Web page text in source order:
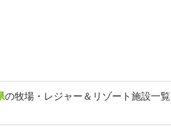
の牧場・レジャー＆リゾート施設一覧